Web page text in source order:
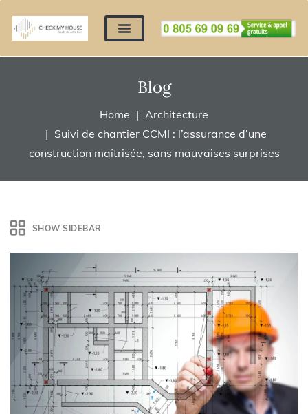
Blog
Home
Architecture
Suivi de chantier CCMI : l’assurance d’une
construction maîtrisée, sans mauvaises surprises
SHOW SIDEBAR